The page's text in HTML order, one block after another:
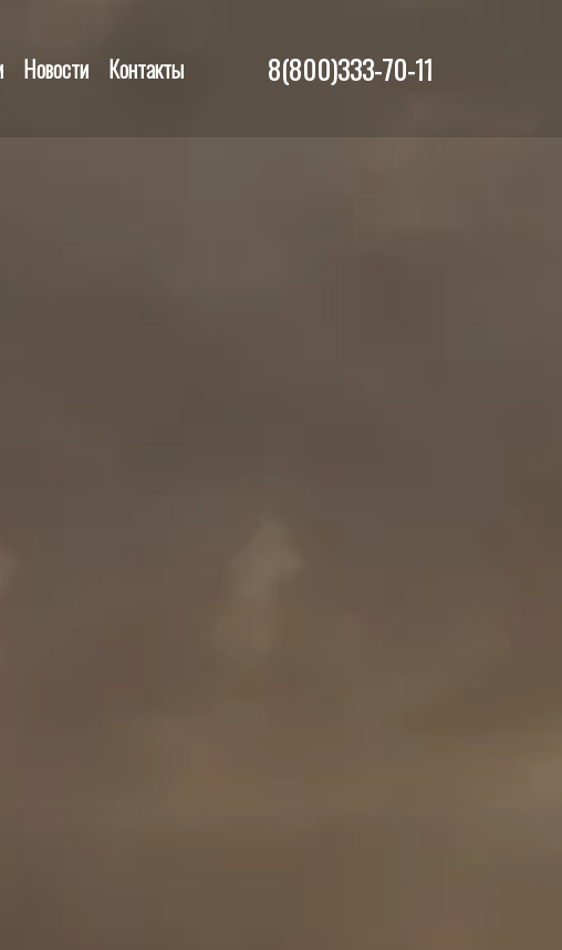
Новости Контакты 8(800)333-70-11